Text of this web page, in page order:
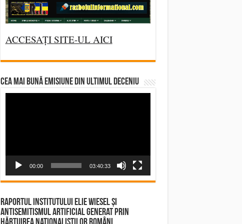
ACCESAȚI SITE-UL AICI
CEA MAI BUNĂ EMISIUNE DIN ULTIMUL DECENIU
00:00 03:40:33
Raportul Institutului Elie Wiesel și
Antisemitismul Artificial Generat prin